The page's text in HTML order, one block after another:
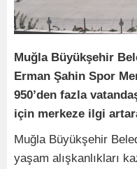
Muğla Büyükşehir
Erman Şahin Spor
950’den fazla
için merkeze ilgi
Muğla Büyükşehir
yaşam alışkanlıkları